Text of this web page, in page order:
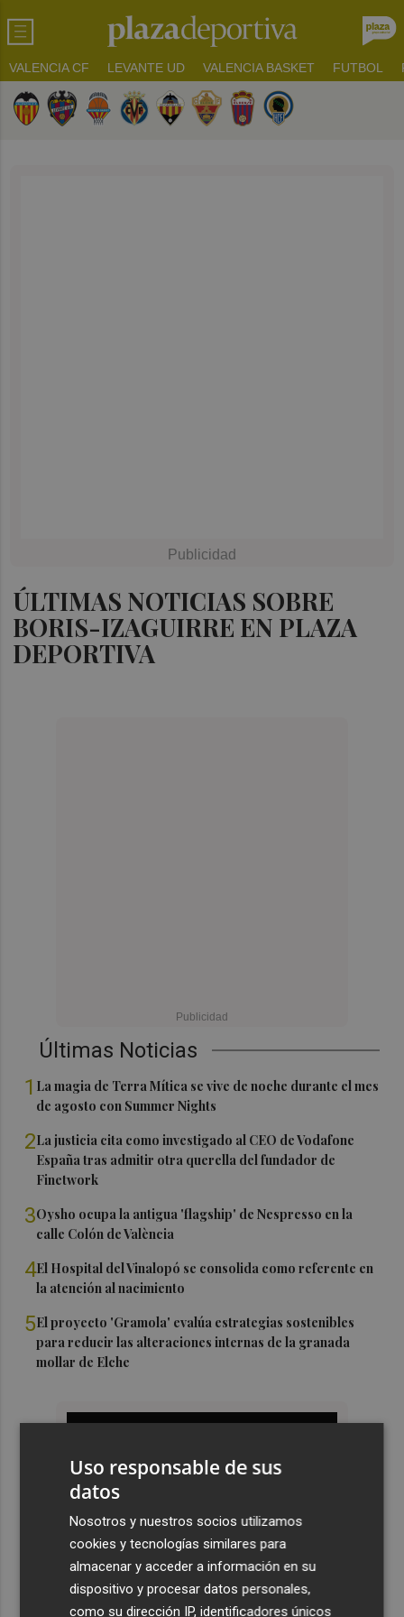
VALENCIA CF LEVANTE UD VALENCIA BASKET FUTBOL
ÚLTIMAS NOTICIAS SOBRE
BORIS-IZAGUIRRE EN PLAZA
DEPORTIVA
Últimas Noticias
1 La magia de Terra Mítica se vive de noche durante el mes
de agosto con Summer Nights
2La justicia cita como investigado al CEO de Vodafone
España tras admitir otra querella del fundador de
Finetwork
3Oysho ocupa la antigua 'flagship' de Nespresso en la
calle Colón de València
4El Hospital del Vinalopó se consolida como referente en
la atención al nacimiento
5El proyecto 'Gramola' evalúa estrategias sostenibles
para reducir las alteraciones internas de la granada
mollar de Elche
Uso responsable de sus
datos
Nosotros y nuestros socios utilizamos
cookies y tecnologías similares para
almacenar y acceder a información en su
dispositivo y procesar datos personales,
como su dirección IP, identificadores únicos